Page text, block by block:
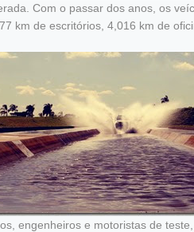
Com o passar dos anos, os
km de escritórios, 4,016 km de
engenheiros e motoristas de